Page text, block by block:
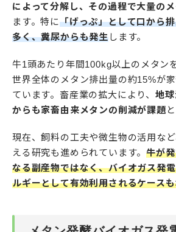
によって分解し、その過程で大量の
ます。特に「げっぷ」として口から
多く、糞尿からも発生します。
牛1頭あたり年間100kg以上のメタン
世界全体のメタン排出量の約15%が
ています。畜産業の拡大により、地
からも家畜由来メタンの削減が課題
現在、飼料の工夫や微生物の活用な
える研究も進められています。牛が
なる副産物ではなく、バイオガス発
ルギーとして有効利用されるケース